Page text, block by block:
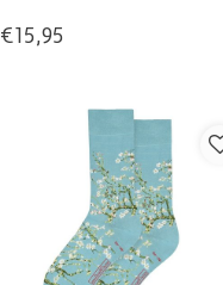
van Gogh zal u inspireren.
€15,95